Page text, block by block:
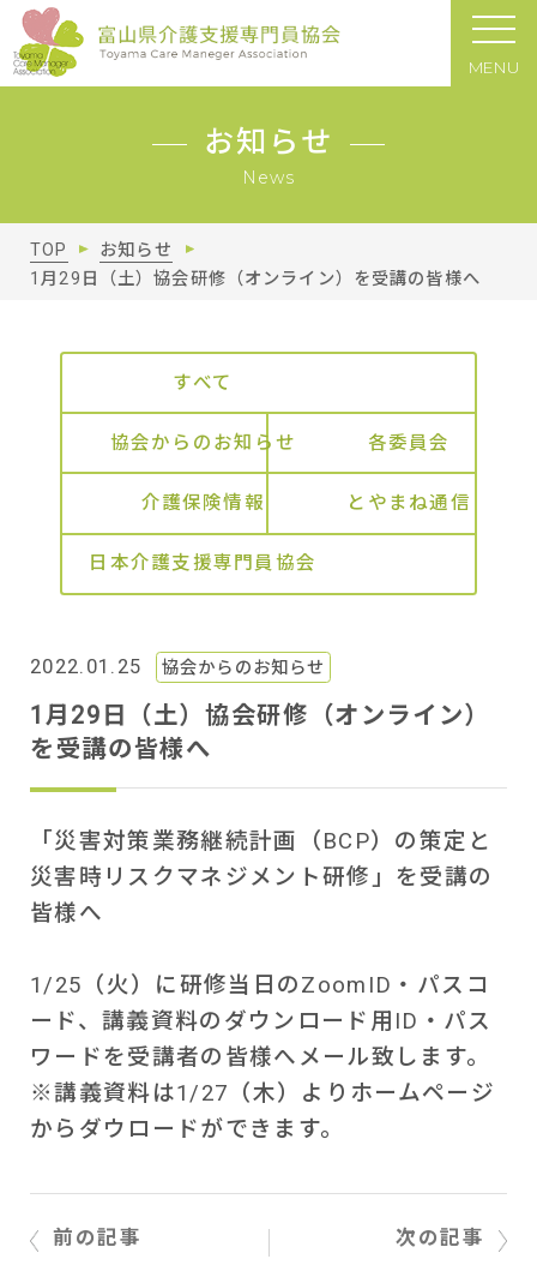
MENU
お知らせ
News
TOP
お知らせ
1月29日（土）協会研修（オンライン）を受講の皆様へ
すべて
協会からのお知らせ 各委員会
介護保険情報 とやまね通信
日本介護支援専門員協会
2022.01.25 協会からのお知らせ
1月29日（土）協会研修（オンライン）
を受講の皆様へ
「災害対策業務継続計画（BCP）の策定と
災害時リスクマネジメント研修」を受講の
皆様へ
1/25（火）に研修当日のZoomID・パスコ
ード、講義資料のダウンロード用ID・パス
ワードを受講者の皆様へメール致します。
※講義資料は1/27（木）よりホームページ
からダウロードができます。
前の記事 次の記事